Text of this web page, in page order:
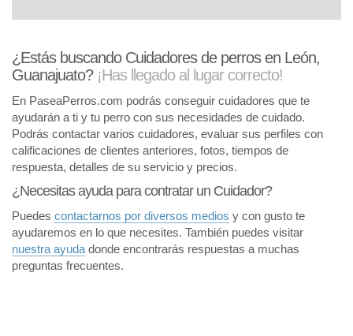
¿Estás buscando Cuidadores de perros en León,
Guanajuato? ¡Has llegado al lugar correcto!
En PaseaPerros.com podrás conseguir cuidadores que te
ayudarán a ti y tu perro con sus necesidades de cuidado.
Podrás contactar varios cuidadores, evaluar sus perfiles con
calificaciones de clientes anteriores, fotos, tiempos de
respuesta, detalles de su servicio y precios.
¿Necesitas ayuda para contratar un Cuidador?
Puedes contactarnos por diversos medios y con gusto te
ayudaremos en lo que necesites. También puedes visitar
nuestra ayuda donde encontrarás respuestas a muchas
preguntas frecuentes.